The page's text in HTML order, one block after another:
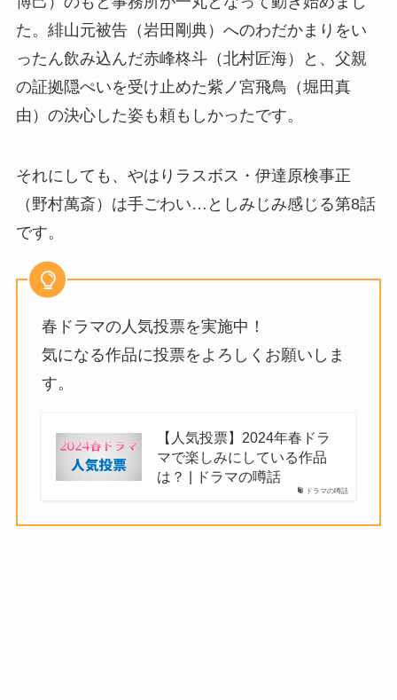
た。緋山元被告（岩田剛典）へのわだかまりをい
ったん飲み込んだ赤峰柊斗（北村匠海）と、父親
の証拠隠ぺいを受け止めた紫ノ宮飛鳥（堀田真
由）の決心した姿も頼もしかったです。
それにしても、やはりラスボス・伊達原検事正
（野村萬斎）は手ごわい…としみじみ感じる第8話
です。
春ドラマの人気投票を実施中！
気になる作品に投票をよろしくお願いしま
す。
ドラマの噂話
【人気投票】2024年春ドラ
マで楽しみにしている作品
は？ | ドラマの噂話